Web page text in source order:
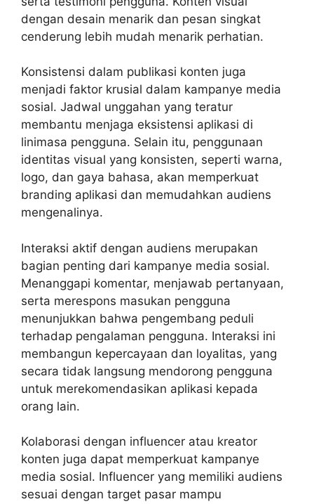
dengan desain menarik dan pesan singkat
cenderung lebih mudah menarik perhatian.
Konsistensi dalam publikasi konten juga
menjadi faktor krusial dalam kampanye media
sosial. Jadwal unggahan yang teratur
membantu menjaga eksistensi aplikasi di
linimasa pengguna. Selain itu, penggunaan
identitas visual yang konsisten, seperti warna,
logo, dan gaya bahasa, akan memperkuat
branding aplikasi dan memudahkan audiens
mengenalinya.
Interaksi aktif dengan audiens merupakan
bagian penting dari kampanye media sosial.
Menanggapi komentar, menjawab pertanyaan,
serta merespons masukan pengguna
menunjukkan bahwa pengembang peduli
terhadap pengalaman pengguna. Interaksi ini
membangun kepercayaan dan loyalitas, yang
secara tidak langsung mendorong pengguna
untuk merekomendasikan aplikasi kepada
orang lain.
Kolaborasi dengan influencer atau kreator
konten juga dapat memperkuat kampanye
media sosial. Influencer yang memiliki audiens
sesuai dengan target pasar mampu